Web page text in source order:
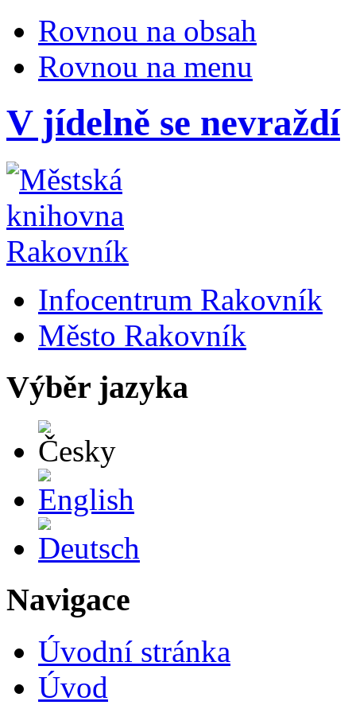
Rovnou na obsah
Rovnou na menu
V jídelně se nevraždí
Infocentrum Rakovník
Město Rakovník
Výběr jazyka
Navigace
Úvodní stránka
Úvod